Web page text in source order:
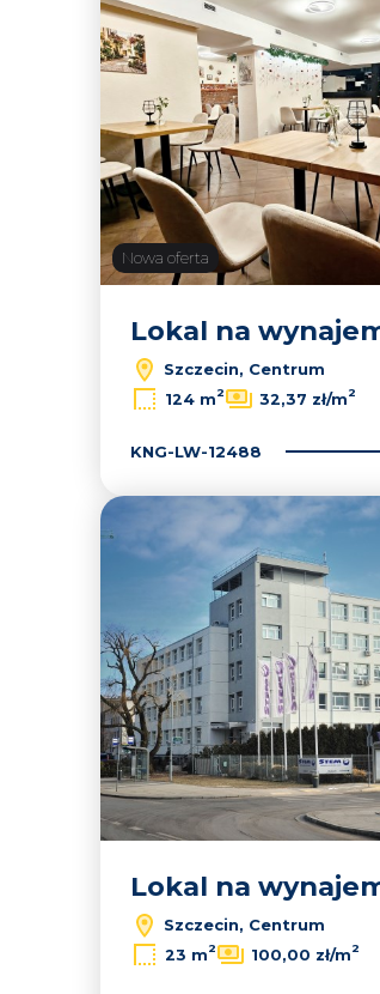
Nowa oferta
Lokal na
Szczecin, Centrum
124 m2 32,37 zł/m2
KNG-LW-12488
Lokal na
Szczecin, Centrum
23 m2 100,00 zł/m2